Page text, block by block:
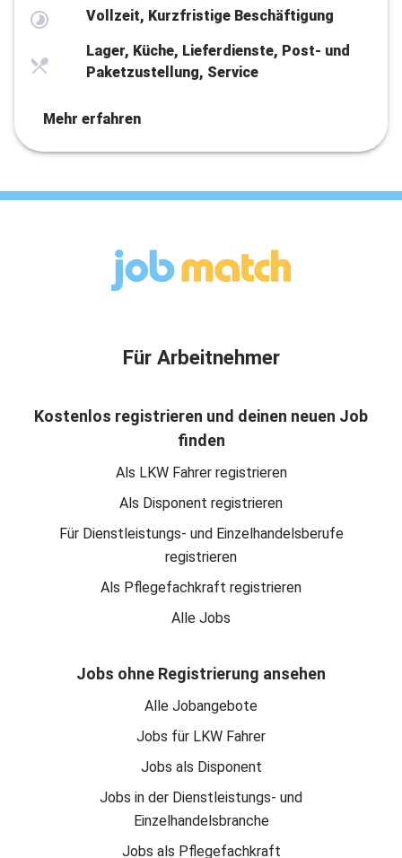
Vollzeit, Kurzfristige Beschäftigung
Lager, Küche, Lieferdienste, Post- und
Paketzustellung, Service
Mehr erfahren
Für Arbeitnehmer
Kostenlos registrieren und deinen neuen Job
finden
Als LKW Fahrer registrieren
Als Disponent registrieren
Für Dienstleistungs- und Einzelhandelsberufe
registrieren
Als Pflegefachkraft registrieren
Alle Jobs
Jobs ohne Registrierung ansehen
Alle Jobangebote
Jobs für LKW Fahrer
Jobs als Disponent
Jobs in der Dienstleistungs- und
Einzelhandelsbranche
Jobs als Pflegefachkraft